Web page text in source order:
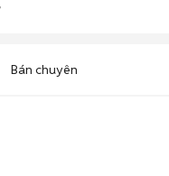
Bán chuyên